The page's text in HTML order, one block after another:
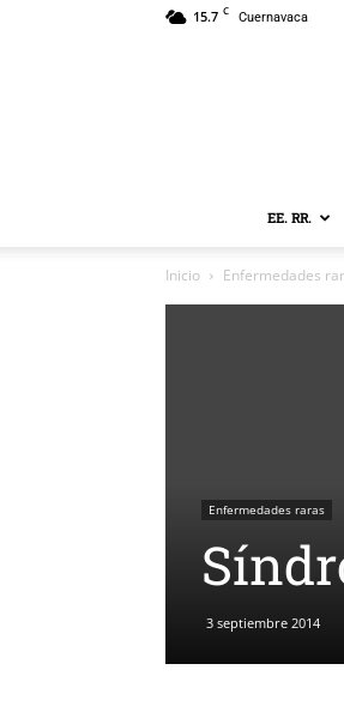
15.7 C Cuernavaca
EE. RR.
Inicio Enfermedades
Enfermedades raras
3 septiembre 2014